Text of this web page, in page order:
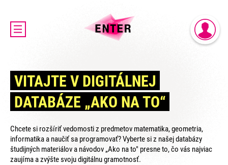
O PROJEKTE ENTER
ENTER MICRO:BIT 3D CUP
ENTER PROGRAMIÁDA
VIDEÁ YOUTUBEROV
VAŠE NÁPADY
REGISTRÁCIA
VITAJTE V DIGITÁLNEJ
DATABÁZE „AKO NA TO“
Chcete si rozšíriť vedomosti z predmetov matematika, geometria,
informatika a naučiť sa programovať? Vyberte si z našej databázy
študijných materiálov a návodov „Ako na to" presne to, čo vás najviac
zaujíma a zvýšte svoju digitálnu gramotnosť.